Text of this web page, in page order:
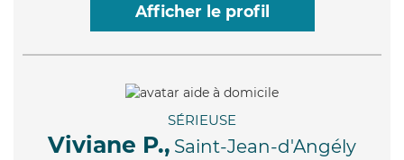
Afficher le profil
SÉRIEUSE
Viviane P., Saint-Jean-d'Angély